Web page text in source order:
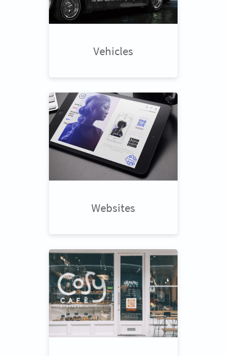
Vehicles
Websites